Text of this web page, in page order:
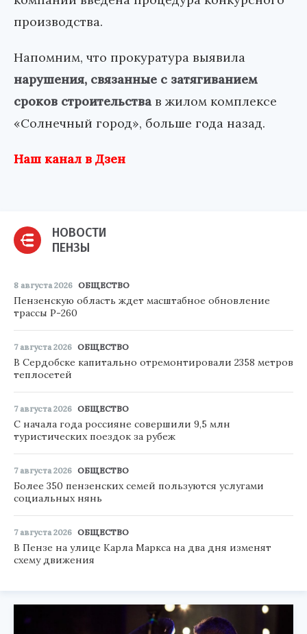
производства.
Напомним, что прокуратура выявила
нарушения, связанные с затягиванием
сроков строительства в жилом комплексе
«Солнечный город», больше года назад.
Наш канал в Дзен
НОВОСТИ
ПЕНЗЫ
8 августа 2026 ОБЩЕСТВО
Пензенскую область ждет масштабное обновление
трассы Р-260
7 августа 2026 ОБЩЕСТВО
В Сердобске капитально отремонтировали 2358 метров
теплосетей
7 августа 2026 ОБЩЕСТВО
С начала года россияне совершили 9,5 млн
туристических поездок за рубеж
7 августа 2026 ОБЩЕСТВО
Более 350 пензенских семей пользуются услугами
социальных нянь
7 августа 2026 ОБЩЕСТВО
В Пензе на улице Карла Маркса на два дня изменят
схему движения